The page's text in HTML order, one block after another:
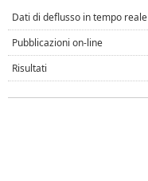
Dati di deflusso in tempo reale
Pubblicazioni on-line
Risultati